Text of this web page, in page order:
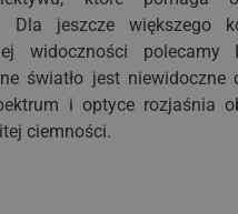
Dla jeszcze większego
widoczności polecamy
światło jest niewidoczne
i optyce rozjaśnia
ciemności.